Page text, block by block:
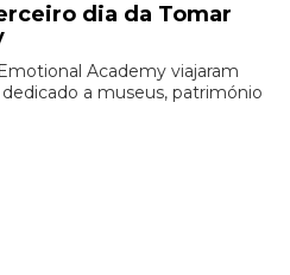
dia da Tomar
Academy viajaram
a museus, património